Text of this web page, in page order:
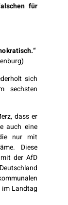
für
sich
dass er
auch eine
nur mit
Diese
der AfD
im Landtag